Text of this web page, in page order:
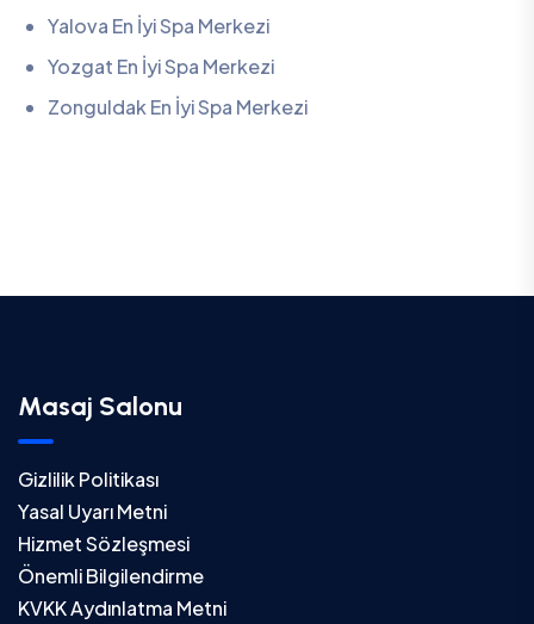
Yalova En İyi Spa Merkezi
Yozgat En İyi Spa Merkezi
Zonguldak En İyi Spa Merkezi
Masaj Salonu
Gizlilik Politikası
Yasal Uyarı Metni
Hizmet Sözleşmesi
Önemli Bilgilendirme
KVKK Aydınlatma Metni